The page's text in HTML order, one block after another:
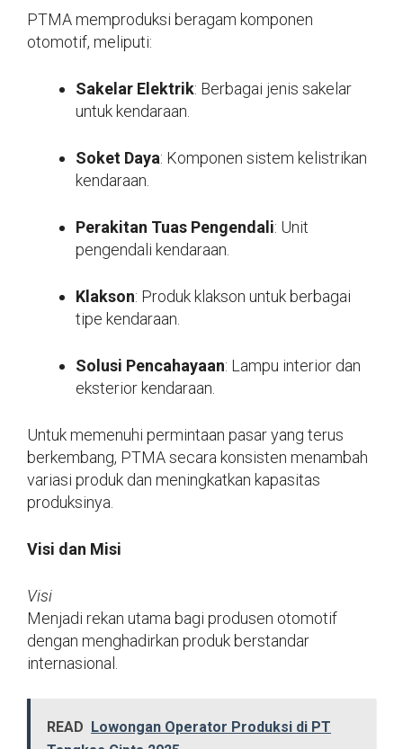
PTMA memproduksi beragam komponen
otomotif, meliputi:
Sakelar Elektrik: Berbagai jenis sakelar
untuk kendaraan.
Soket Daya: Komponen sistem kelistrikan
kendaraan.
Perakitan Tuas Pengendali: Unit
pengendali kendaraan.
Klakson: Produk klakson untuk berbagai
tipe kendaraan.
Solusi Pencahayaan: Lampu interior dan
eksterior kendaraan.
Untuk memenuhi permintaan pasar yang terus
berkembang, PTMA secara konsisten menambah
variasi produk dan meningkatkan kapasitas
produksinya.
Visi dan Misi
Visi
Menjadi rekan utama bagi produsen otomotif
dengan menghadirkan produk berstandar
internasional.
READ
Lowongan Operator Produksi di PT